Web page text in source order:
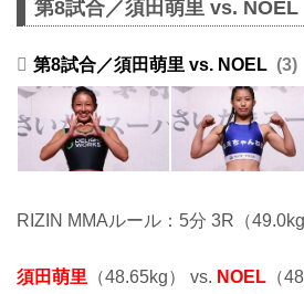
第8試合／須田萌里 vs. NOEL
第8試合／須田萌里 vs. NOEL 3
RIZIN MMAルール：5分 3R（49.0kg
須田萌里 （48.65kg） vs. NOEL （